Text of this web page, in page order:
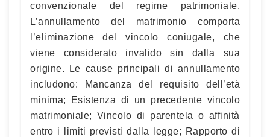
convenzionale del regime patrimoniale.
L’annullamento del matrimonio comporta
l’eliminazione del vincolo coniugale, che
viene considerato invalido sin dalla sua
origine. Le cause principali di annullamento
includono: Mancanza del requisito dell’età
minima; Esistenza di un precedente vincolo
matrimoniale; Vincolo di parentela o affinità
entro i limiti previsti dalla legge; Rapporto di